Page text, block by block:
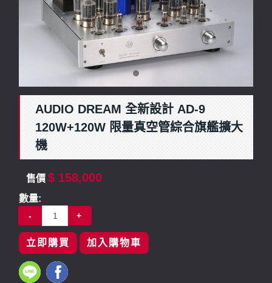
AUDIO DREAM 全新設計 AD-9
120W+120W 限量真空管綜合旗艦擴大
機
售價 $ 158,000
數量:
- +
立即購買 加入購物車